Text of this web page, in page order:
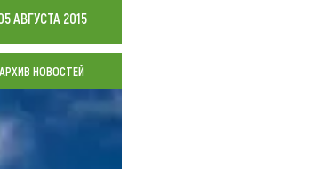
Коллекция впечатлений
Блог путешественника
АВГУСТА 2015
АРХИВ НОВОСТЕЙ